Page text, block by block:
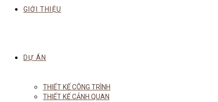
GIỚI THIỆU
DỰ ÁN
THIẾT KẾ CÔNG TRÌNH
THIẾT KẾ CẢNH QUAN